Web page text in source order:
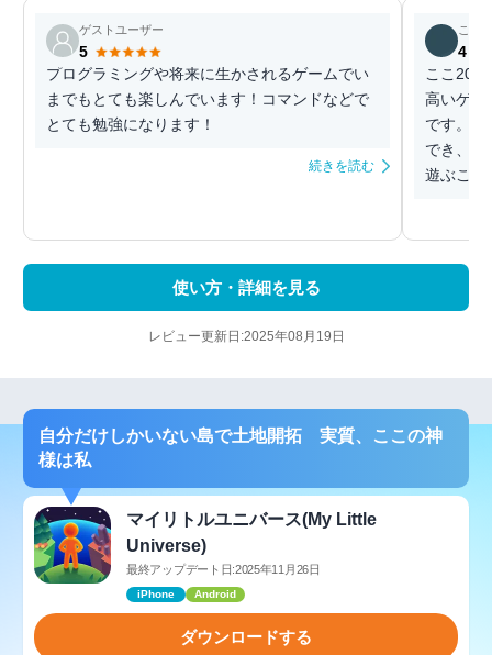
ゲストユーザー
5
プログラミングや将来に生かされるゲームでい
までもとても楽しんでいます！コマンドなどで
とても勉強になります！
続きを読む
こは
4
ここ20
高いゲー
です。
でき、ベ
遊ぶこと
使い方・詳細を見る
レビュー更新日:2025年08月19日
自分だけしかいない島で土地開拓 実質、ここの神
様は私
マイリトルユニバース(My Little
Universe)
最終アップデート日:2025年11月26日
iPhone Android
ダウンロードする